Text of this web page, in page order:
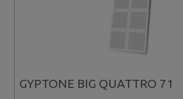
GYPTONE BIG QUATTRO 71